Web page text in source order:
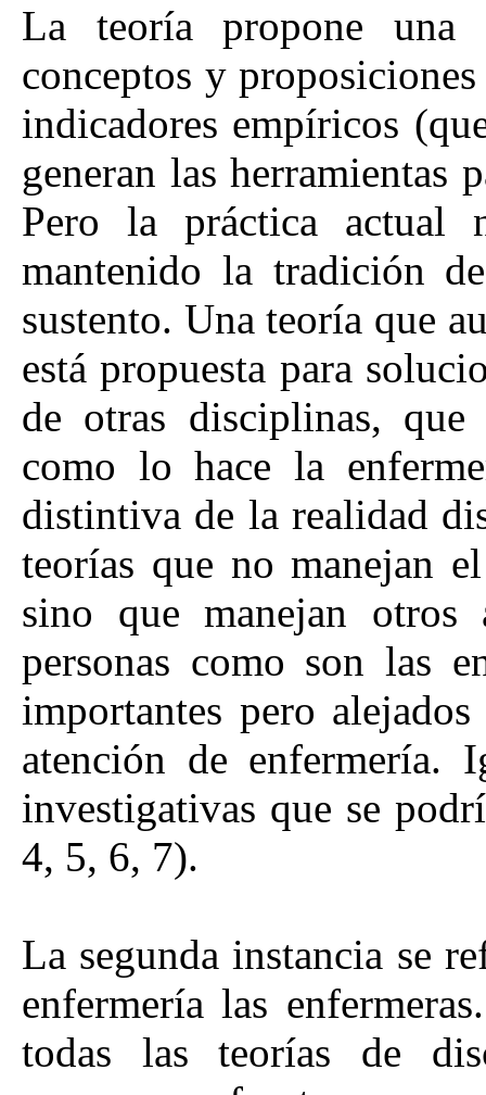
La teoría propone una
conceptos y
indicadores empíricos
generan las herramientas
Pero la práctica actual
mantenido la tradición
sustento. Una teoría que
está propuesta para
de otras disciplinas, que
como lo hace la
distintiva de la realidad
teorías que no manejan
sino que manejan otros
personas como son las
importantes pero
atención de enfermería.
investigativas que se
4, 5, 6, 7).
La segunda instancia se
enfermería las
todas las teorías de